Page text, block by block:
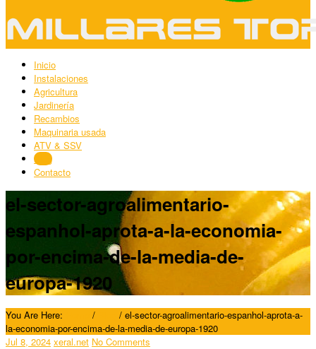
Inicio
Instalaciones
Agricultura
Jardinería
Recambios
Maquinaria usada
ATV & SSV
Blog
Contacto
el-sector-agroalimentario-
espanhol-aprota-a-la-economia-
por-encima-de-la-media-de-
europa-1920
You Are Here: / / el-sector-agroalimentario-espanhol-aprota-a-
la-economia-por-encima-de-la-media-de-europa-1920
Jul 8, 2024 xeral.net No Comments